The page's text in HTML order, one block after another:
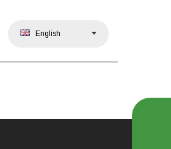
English